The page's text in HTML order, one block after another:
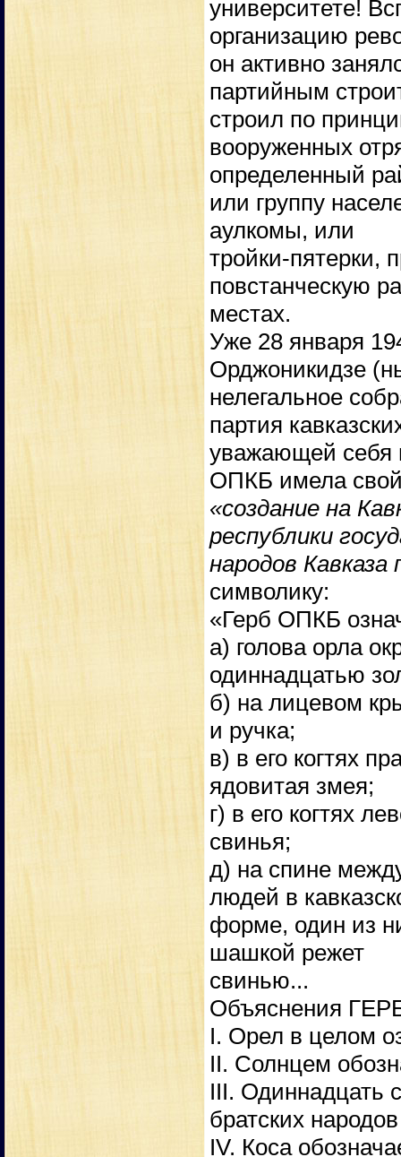
университете!
организацию
он активно
партийным
строил по
вооруженных
определенный
или группу
аулкомы, или
тройки-пятерки,
повстанческую
местах.
Уже 28 января
Орджоникидзе
нелегальное
партия
уважающей себя
ОПКБ имела
«создание на
республики
народов
символику:
«Герб ОПКБ
а) голова орла
одиннадцатью
б) на лицевом
и ручка;
в) в его когтях
ядовитая змея;
г) в его когтях
свинья;
д) на спине
людей в
форме, один из
шашкой режет
свинью...
Объяснения
I. Орел в целом
II. Солнцем
III. Одиннадцать
братских
IV. Коса